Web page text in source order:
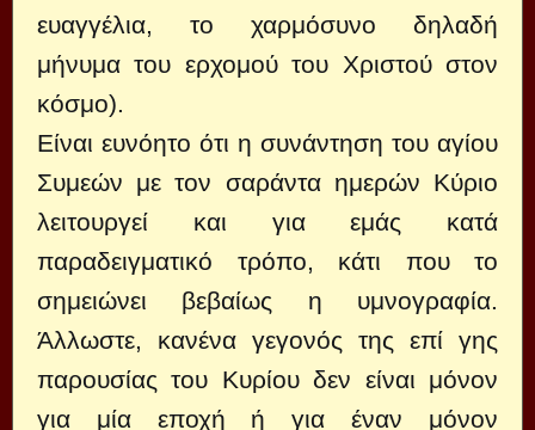
ευαγγέλια, το χαρμόσυνο δηλαδή
μήνυμα του ερχομού του Χριστού στον
κόσμο).
Είναι ευνόητο ότι η συνάντηση του αγίου
Συμεών με τον σαράντα ημερών Κύριο
λειτουργεί και για εμάς κατά
παραδειγματικό τρόπο, κάτι που το
σημειώνει βεβαίως η υμνογραφία.
Άλλωστε, κανένα γεγονός της επί γης
παρουσίας του Κυρίου δεν είναι μόνον
για μία εποχή ή για έναν μόνον